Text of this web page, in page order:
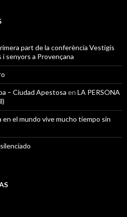
part de la conferència Vestigis
i senyors a Provençana
– Ciudad Apestosa en LA PERSONA
en el mundo vive mucho tiempo sin